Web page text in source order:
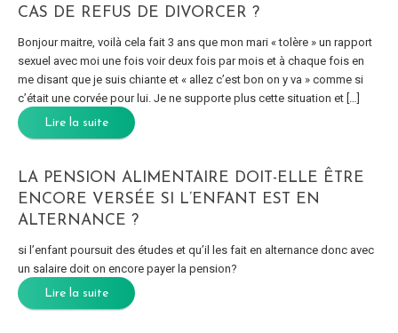
CAS DE REFUS DE DIVORCER ?
Bonjour maitre, voilà cela fait 3 ans que mon mari « tolère » un rapport
sexuel avec moi une fois voir deux fois par mois et à chaque fois en
me disant que je suis chiante et « allez c’est bon on y va » comme si
c’était une corvée pour lui. Je ne supporte plus cette situation et […]
Lire la suite
LA PENSION ALIMENTAIRE DOIT-ELLE ÊTRE
ENCORE VERSÉE SI L’ENFANT EST EN
ALTERNANCE ?
si l’enfant poursuit des études et qu’il les fait en alternance donc avec
un salaire doit on encore payer la pension?
Lire la suite